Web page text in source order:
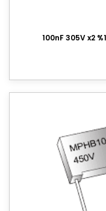
100nF 305V x2